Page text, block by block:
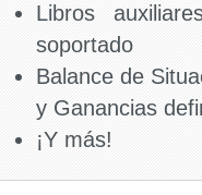
Libros
soportado
Balance de
y Ganancias
¡Y más!